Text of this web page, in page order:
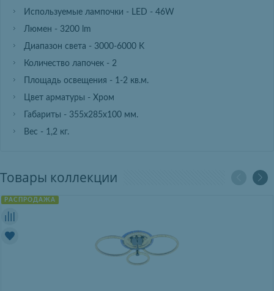
Используемые лампочки - LED - 46W
Люмен - 3200 lm
Диапазон света - 3000-6000 K
Количество лапочек - 2
Площадь освещения - 1-2 кв.м.
Цвет арматуры - Хром
Габариты - 355х285х100 мм.
Вес - 1,2 кг.
Товары коллекции
РАСПРОДАЖА